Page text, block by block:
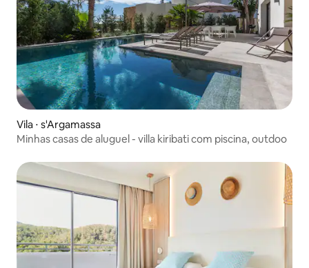
Vila ⋅ s'Argamassa
Minhas casas de aluguel - villa kiribati com piscina, outdoo